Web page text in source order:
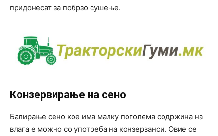
придонесат за побрзо сушење.
Конзервирање на сено
Балирање сено кое има малку поголема содржина на
влага е можно со употреба на конзерванси. Овие се